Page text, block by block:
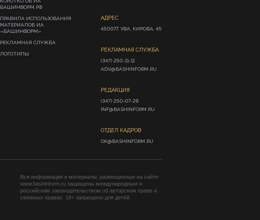
БАШИНФОРМ.РФ
ПРАВИЛА ИСПОЛЬЗОВАНИЯ
МАТЕРИАЛОВ ИА
«БАШИНФОРМ»
РЕКЛАМНАЯ СЛУЖБА
ЛОГОТИПЫ
АДРЕС
450077, УФА, КИРОВА, 45
РЕКЛАМНАЯ СЛУЖБА
(347) 250-11-11
ADV@BASHINFORM.RU
РЕДАКЦИЯ
(347) 250-07-28
INF@BASHINFORM.RU
ОТДЕЛ КАДРОВ
OK@BASHINFORM.RU
Вся информация и материалы, размещенные на сайте
www.bashinform.ru защищены международным и
российским законодательством об авторском праве и
смежных правах. 18+ запрещено для детей.